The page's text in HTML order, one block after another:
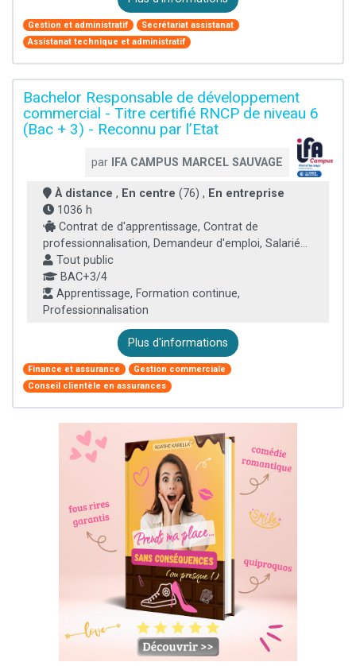
Gestion et administratif
Secrétariat assistanat
Assistanat technique et administratif
Bachelor Responsable de développement
commercial - Titre certifié RNCP de niveau 6
(Bac + 3) - Reconnu par l’Etat
par IFA CAMPUS MARCEL SAUVAGE
À distance , En centre (76) , En entreprise
1036 h
Contrat de d'apprentissage, Contrat de
professionnalisation, Demandeur d'emploi, Salarié...
Tout public
BAC+3/4
Apprentissage, Formation continue,
Professionnalisation
Plus d'informations
Finance et assurance
Gestion commerciale
Conseil clientèle en assurances